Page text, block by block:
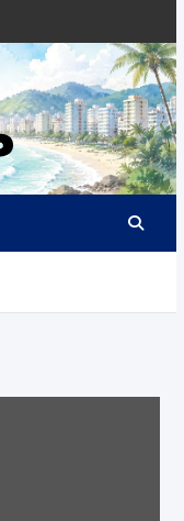
Litoral
Notícias da
Baixada Santista